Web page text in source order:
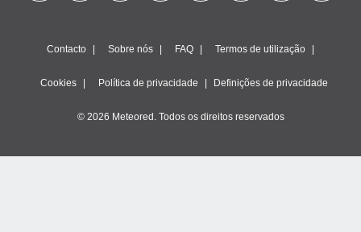
Contacto Sobre nós FAQ Termos de utilização
Cookies Política de privacidade Definições de privacidade
© 2026 Meteored. Todos os direitos reservados